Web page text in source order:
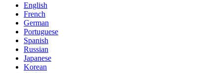
English
French
German
Portuguese
Spanish
Russian
Japanese
Korean